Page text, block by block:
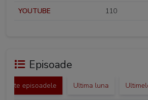
YOUTUBE
110
Episoade
Toate episoadele Ultima luna